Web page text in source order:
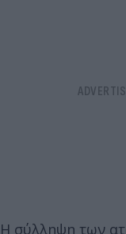
Η σύλληψη των